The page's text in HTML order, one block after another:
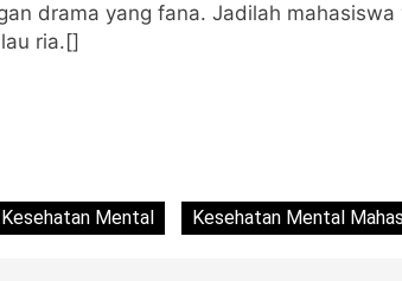
drama yang fana. Jadilah
ria.[]
Kesehatan Mental Kesehatan Mental